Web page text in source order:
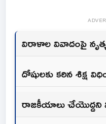
విరాళాల వివాదంపై
దోషులకు కఠిన శిక్ష
రాజకీయాలు చేయొద్దని